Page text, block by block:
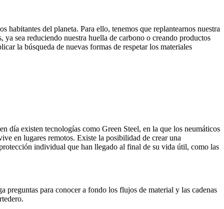
habitantes del planeta. Para ello, tenemos que replantearnos nuestra
sea reduciendo nuestra huella de carbono o creando productos
la búsqueda de nuevas formas de respetar los materiales
día existen tecnologías como Green Steel, en la que los neumáticos
en lugares remotos. Existe la posibilidad de crear una
individual que han llegado al final de su vida útil, como las
preguntas para conocer a fondo los flujos de material y las cadenas